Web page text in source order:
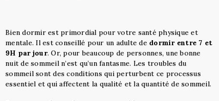
Bien dormir est primordial pour votre santé physique et
mentale. Il est conseillé pour un adulte de dormir entre 7 et
9H par jour. Or, pour beaucoup de personnes, une bonne
nuit de sommeil n’est qu’un fantasme. Les troubles du
sommeil sont des conditions qui perturbent ce processus
essentiel et qui affectent la qualité et la quantité de sommeil.